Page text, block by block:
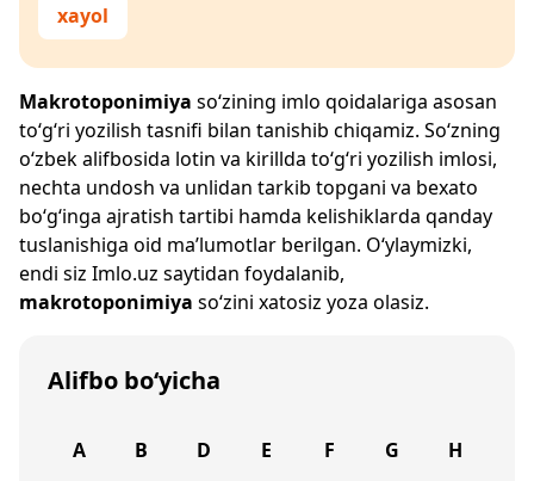
xayol
Makrotoponimiya so‘zining imlo qoidalariga asosan
to‘g‘ri yozilish tasnifi bilan tanishib chiqamiz. So‘zning
o‘zbek alifbosida lotin va kirillda to‘g‘ri yozilish imlosi,
nechta undosh va unlidan tarkib topgani va bexato
bo‘g‘inga ajratish tartibi hamda kelishiklarda qanday
tuslanishiga oid ma’lumotlar berilgan. O‘ylaymizki,
endi siz Imlo.uz saytidan foydalanib,
makrotoponimiya so‘zini xatosiz yoza olasiz.
Alifbo bo‘yicha
A B D E F G H